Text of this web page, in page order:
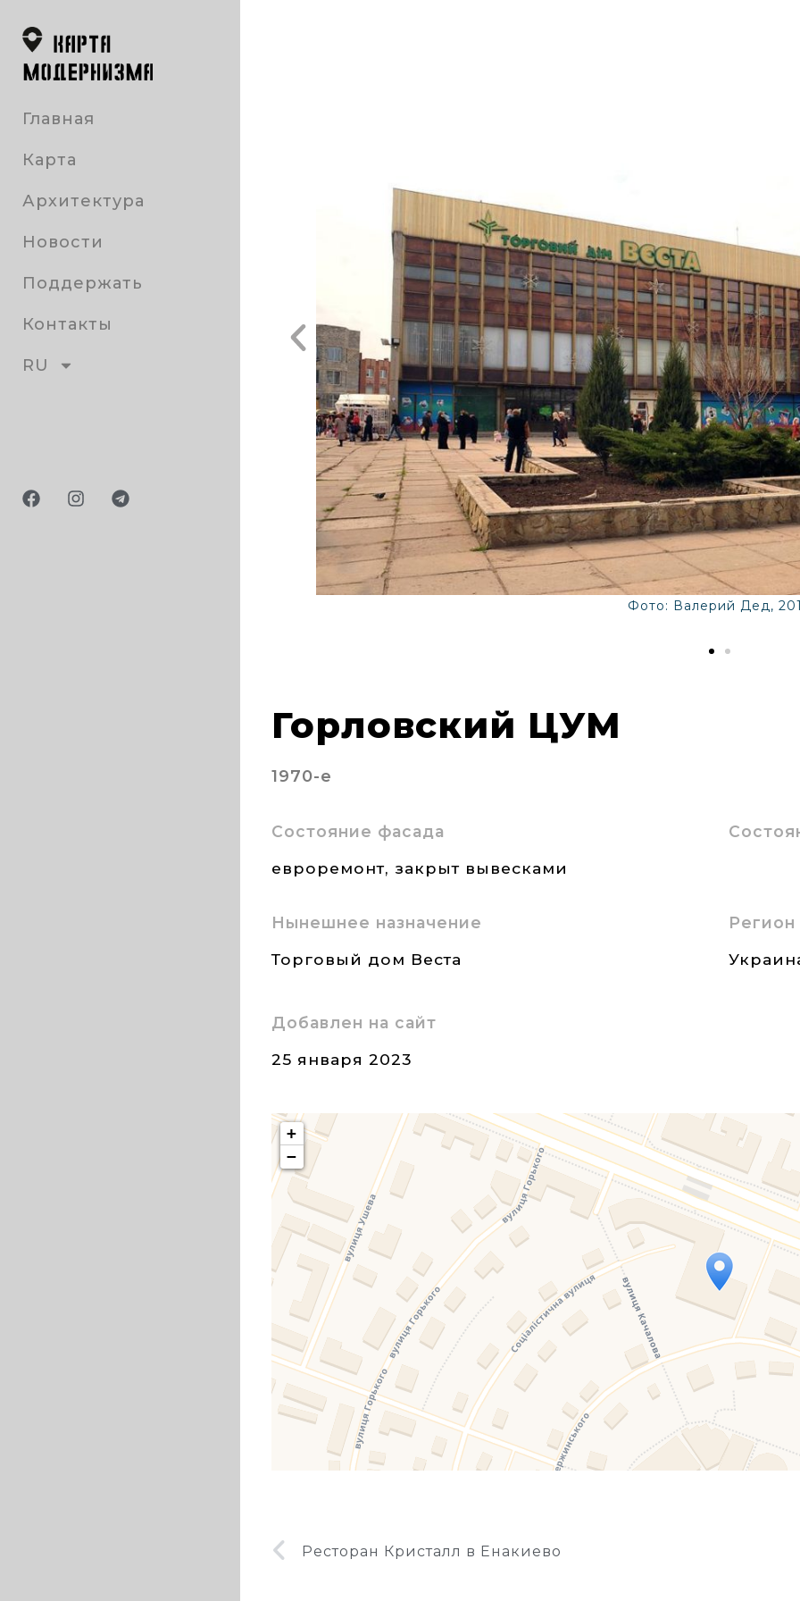
Главная
Карта
Архитектура
Новости
Поддержать
Контакты
RU
Фото: Валерий Дед,
Горловский ЦУМ
1970-е
Состояние фасада
евроремонт, закрыт вывесками
Нынешнее назначение
Торговый дом Веста
Регион
Добавлен на сайт
25 января 2023
Travelers' Map is loading...
If you see this after your page is loaded completely,
+
−
Ресторан Кристалл в Енакиево